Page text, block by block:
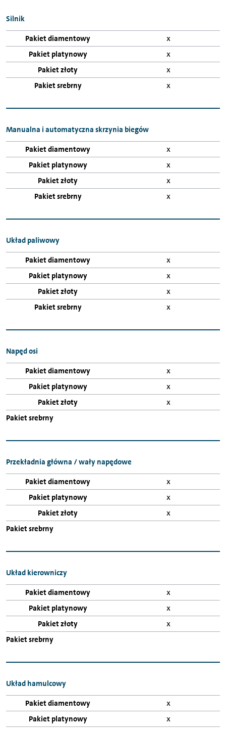
Podzespoły
objęte
ubezpieczeniem
Car
Protect
Pakiet diamentowy
Pakiet
Silnik
x
x
x
x
Manualna i automatyczna skrzynia biegów
x
x
x
x
Układ paliwowy
x
x
x
x
Napęd osi
x
x
x
Przekładnia główna / wały napędowe
x
x
x
Układ kierowniczy
x
x
x
Układ hamulcowy
x
x